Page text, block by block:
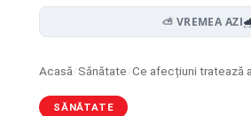
⛅ VREMEA AZI
Acasă/ Sănătate/Ce afecțiuni tratează
SĂNĂTATE